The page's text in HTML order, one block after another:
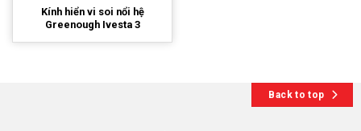
Kính hiển vi soi nổi hệ
Greenough Ivesta 3
Back to top